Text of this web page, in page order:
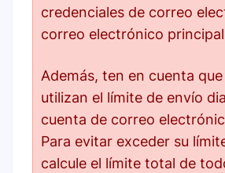
credenciales de correo
correo electrónico
Además, ten en cuenta
utilizan el límite de envío
cuenta de correo
Para evitar exceder su
calcule el límite total de